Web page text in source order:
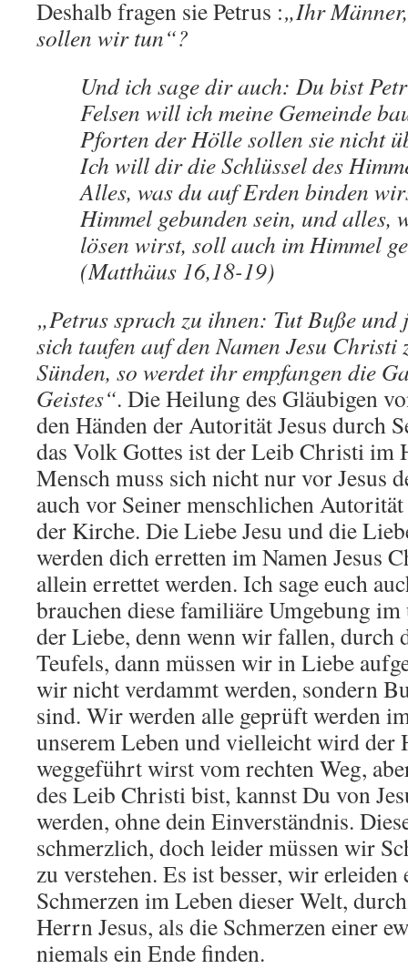
Deshalb fragen sie Petrus :„Ihr
sollen wir tun“?
Und ich sage dir auch: Du bist
Felsen will ich meine Gemeinde
Pforten der Hölle sollen sie nicht
Ich will dir die Schlüssel des
Alles, was du auf Erden binden
Himmel gebunden sein, und alles,
lösen wirst, soll auch im Himmel
(Matthäus 16,18-19)
„Petrus sprach zu ihnen: Tut Buße und
sich taufen auf den Namen Jesu Christi
Sünden, so werdet ihr empfangen die
Geistes“. Die Heilung des Gläubigen
den Händen der Autorität Jesus durch
das Volk Gottes ist der Leib Christi im
Mensch muss sich nicht nur vor Jesus
auch vor Seiner menschlichen
der Kirche. Die Liebe Jesu und die
werden dich erretten im Namen Jesus
allein errettet werden. Ich sage euch
brauchen diese familiäre Umgebung
der Liebe, denn wenn wir fallen, durch
Teufels, dann müssen wir in Liebe
wir nicht verdammt werden, sondern
sind. Wir werden alle geprüft werden
unserem Leben und vielleicht wird der
weggeführt wirst vom rechten Weg,
des Leib Christi bist, kannst Du von
werden, ohne dein Einverständnis.
schmerzlich, doch leider müssen wir
zu verstehen. Es ist besser, wir
Schmerzen im Leben dieser Welt,
Herrn Jesus, als die Schmerzen einer
niemals ein Ende finden.